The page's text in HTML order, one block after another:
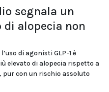
segnala un
alopecia non
di agonisti GLP-1 è
elevato di alopecia rispetto a
con un rischio assoluto